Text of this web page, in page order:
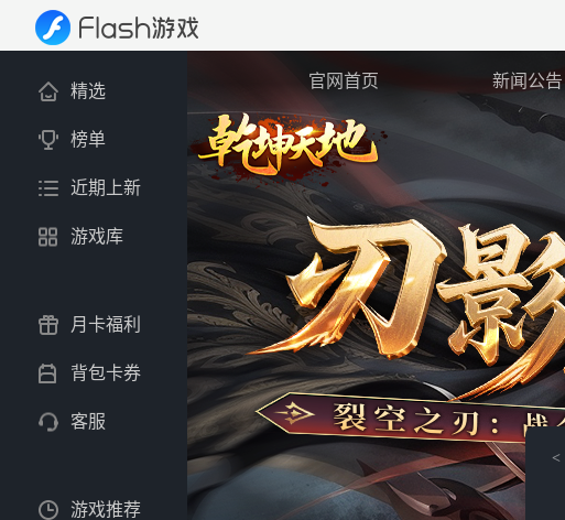
官网首页 新闻公告
精选
榜单
近期上新
游戏库
月卡福利
背包卡券
客服
游戏推荐